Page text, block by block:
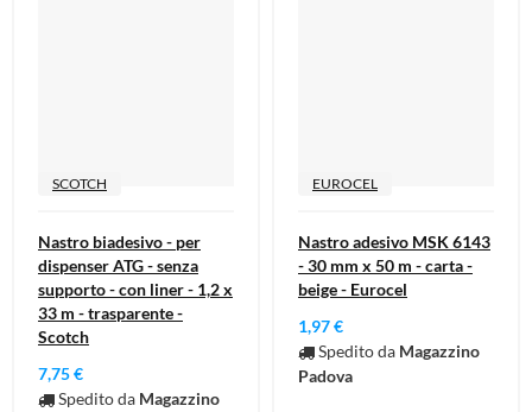
SCOTCH
Nastro biadesivo - per
dispenser ATG - senza
supporto - con liner - 1,2 x
33 m - trasparente -
Scotch
7,75 €
Spedito da Magazzino
EUROCEL
Nastro adesivo MSK 6143
- 30 mm x 50 m - carta -
beige - Eurocel
1,97 €
Spedito da Magazzino
Padova